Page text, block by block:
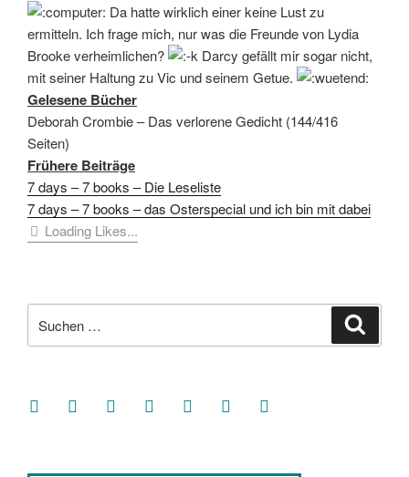
Da hatte wirklich einer keine Lust zu
ermitteln. Ich frage mich, nur was die Freunde von Lydia
Brooke verheimlichen?
Darcy gefällt mir sogar nicht,
mit seiner Haltung zu Vic und seinem Getue.
Gelesene Bücher
Deborah Crombie – Das verlorene Gedicht (144/416
Seiten)
Frühere Beiträge
7 days – 7 books – Die Leseliste
7 days – 7 books – das Osterspecial und ich bin mit dabei
Loading Likes...
nach:
facebooksoundcloud
twitter mastodoninstagramthreads goodreads